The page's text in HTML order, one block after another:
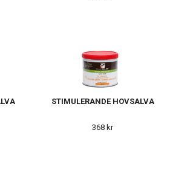
STIMULERANDE HOVSALVA
368 kr